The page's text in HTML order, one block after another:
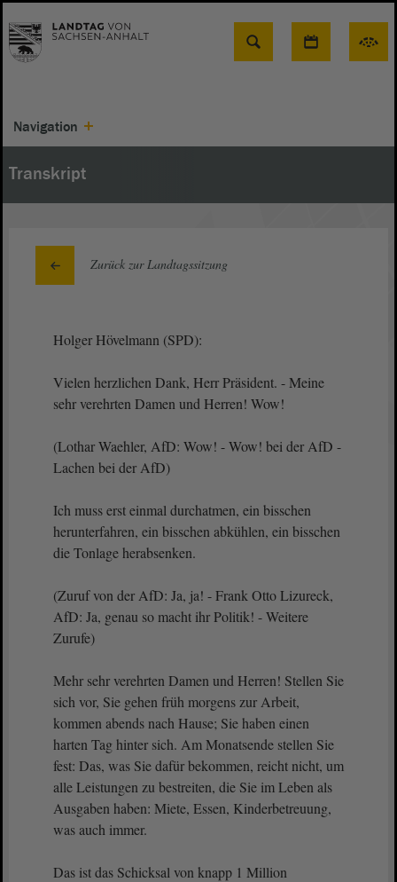
Suche
Navigation
Transkript
Zurück zur Landtagssitzung
Holger Hövelmann (SPD):
Vielen herzlichen Dank, Herr Präsident. - Meine
sehr verehrten Damen und Herren! Wow!
(Lothar Waehler, AfD: Wow! - Wow! bei der AfD -
Lachen bei der AfD)
Ich muss erst einmal durchatmen, ein bisschen
herunterfahren, ein bisschen abkühlen, ein bisschen
die Tonlage herabsenken.
(Zuruf von der AfD: Ja, ja! - Frank Otto Lizureck,
AfD: Ja, genau so macht ihr Politik! - Weitere
Zurufe)
Mehr sehr verehrten Damen und Herren! Stellen Sie
sich vor, Sie gehen früh morgens zur Arbeit,
kommen abends nach Hause; Sie haben einen
harten Tag hinter sich. Am Monatsende stellen Sie
fest: Das, was Sie dafür bekommen, reicht nicht, um
alle Leistungen zu bestreiten, die Sie im Leben als
Ausgaben haben: Miete, Essen, Kinderbetreuung,
was auch immer.
Das ist das Schicksal von knapp 1 Million